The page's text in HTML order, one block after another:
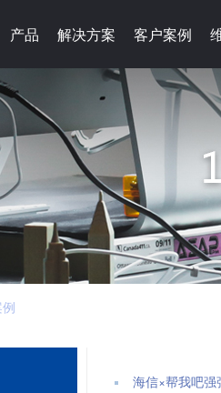
产品 解决方案 客户案例
产品 解决方案 客户案例
海信×帮我吧强